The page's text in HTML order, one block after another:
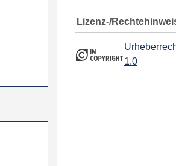
Lizenz-/
1.0